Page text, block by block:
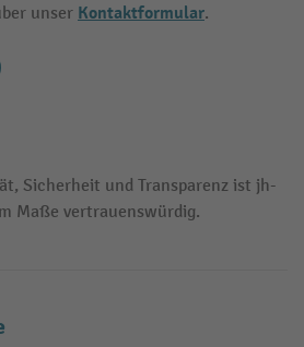
unser Kontaktformular.
Sicherheit und Transparenz ist jh-
Maße vertrauenswürdig.